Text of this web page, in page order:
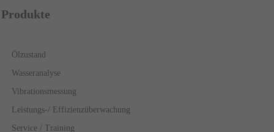
Produkte
Ölzustand
Wasseranalyse
Vibrationsmessung
Leistungs-/ Effizienzüberwachung
Service / Training